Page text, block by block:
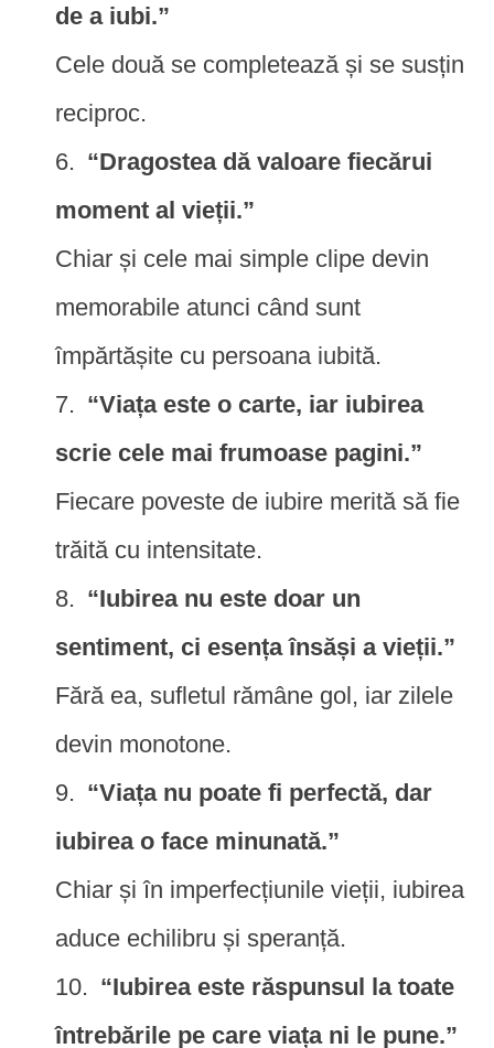
de a iubi.”
Cele două se completează și se susțin
reciproc.
“Dragostea dă valoare fiecărui
moment al vieții.”
Chiar și cele mai simple clipe devin
memorabile atunci când sunt
împărtășite cu persoana iubită.
“Viața este o carte, iar iubirea
scrie cele mai frumoase pagini.”
Fiecare poveste de iubire merită să fie
trăită cu intensitate.
“Iubirea nu este doar un
sentiment, ci esența însăși a vieții.”
Fără ea, sufletul rămâne gol, iar zilele
devin monotone.
“Viața nu poate fi perfectă, dar
iubirea o face minunată.”
Chiar și în imperfecțiunile vieții, iubirea
aduce echilibru și speranță.
“Iubirea este răspunsul la toate
întrebările pe care viața ni le pune.”